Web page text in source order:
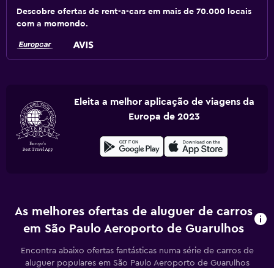
Descobre ofertas de rent-a-cars em mais de 70.000 locais
com a momondo.
Eleita a melhor aplicação de viagens da
Europa de 2023
As melhores ofertas de aluguer de carros
em São Paulo Aeroporto de Guarulhos
Encontra abaixo ofertas fantásticas numa série de carros de
aluguer populares em São Paulo Aeroporto de Guarulhos